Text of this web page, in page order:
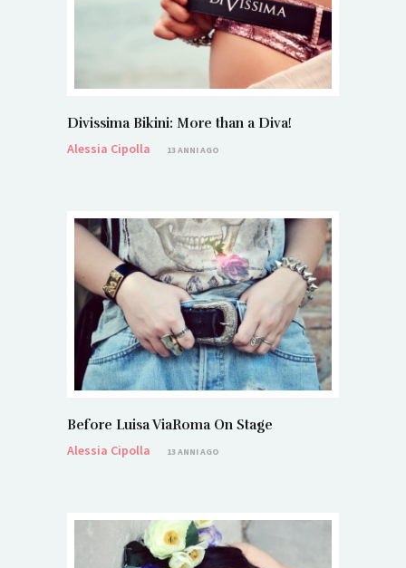
Divissima Bikini: More than a Diva!
Alessia Cipolla
13 ANNI AGO
Before Luisa ViaRoma On Stage
Alessia Cipolla
13 ANNI AGO